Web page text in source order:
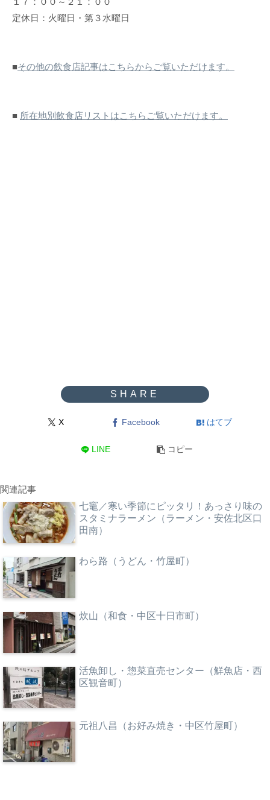
定休日：火曜日・第３水曜日
■その他の飲食店記事はこちらからご覧いただけます。
■ 所在地別飲食店リストはこちらご覧いただけます。
X Facebook はてブ
LINE コピー
関連記事
七竈／寒い季節にピッタリ！あっさり味の
スタミナラーメン（ラーメン・安佐北区口
田南）
わら路（うどん・竹屋町）
炊山（和食・中区十日市町）
活魚卸し・惣菜直売センター（鮮魚店・西
区観音町）
元祖八昌（お好み焼き・中区竹屋町）